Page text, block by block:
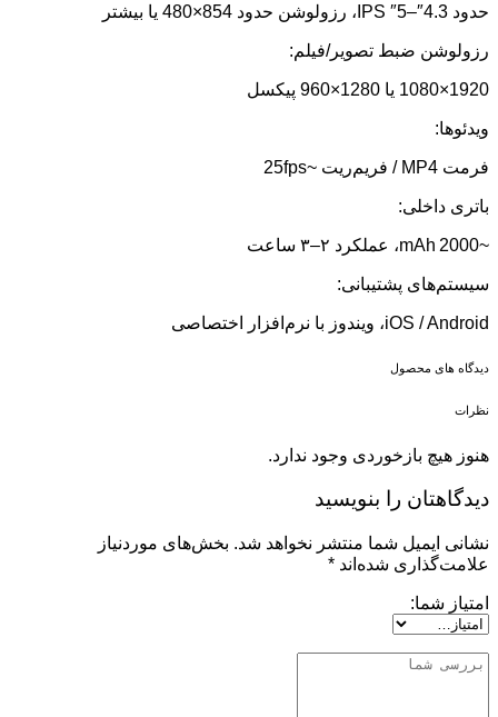
حدود 4.3″–5″ IPS، رزولوشن حدود 854×480 یا بیشتر
رزولوشن ضبط تصویر/فیلم:
1920×1080 یا 1280×960 پیکسل
ویدئوها:
فرمت MP4 / فریم‌ریت ~25fps
باتری داخلی:
~2000 mAh، عملکرد ۲–۳ ساعت
سیستم‌های پشتیبانی:
iOS / Android، ویندوز با نرم‌افزار اختصاصی
دیدگاه های محصول
نظرات
هنوز هیچ بازخوردی وجود ندارد.
دیدگاهتان را بنویسید
نشانی ایمیل شما منتشر نخواهد شد. بخش‌های موردنیاز
علامت‌گذاری شده‌اند *
امتیاز شما: